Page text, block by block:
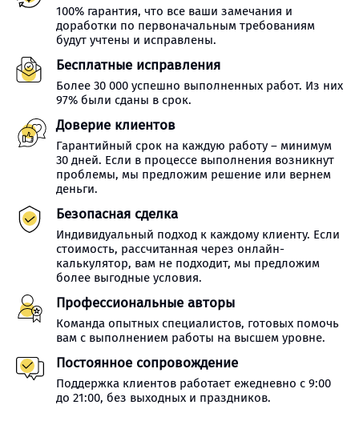
100% гарантия, что все ваши замечания и
доработки по первоначальным требованиям
будут учтены и исправлены.
Бесплатные исправления
Более 30 000 успешно выполненных работ. Из них
97% были сданы в срок.
Доверие клиентов
Гарантийный срок на каждую работу – минимум
30 дней. Если в процессе выполнения возникнут
проблемы, мы предложим решение или вернем
деньги.
Безопасная сделка
Индивидуальный подход к каждому клиенту. Если
стоимость, рассчитанная через онлайн-
калькулятор, вам не подходит, мы предложим
более выгодные условия.
Профессиональные авторы
Команда опытных специалистов, готовых помочь
вам с выполнением работы на высшем уровне.
Постоянное сопровождение
Поддержка клиентов работает ежедневно с 9:00
до 21:00, без выходных и праздников.